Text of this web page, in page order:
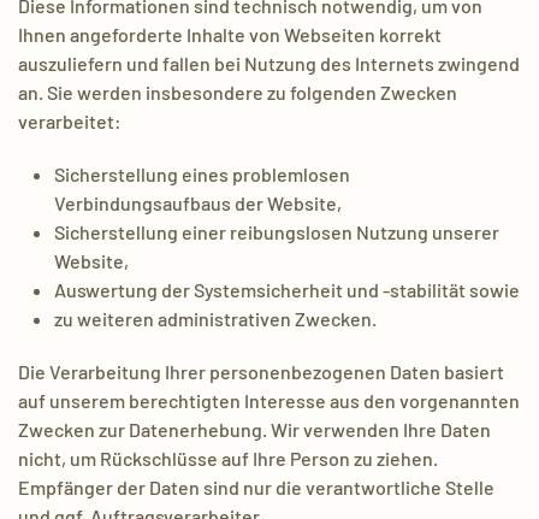
Diese Informationen sind technisch notwendig, um von
Ihnen angeforderte Inhalte von Webseiten korrekt
auszuliefern und fallen bei Nutzung des Internets zwingend
an. Sie werden insbesondere zu folgenden Zwecken
verarbeitet:
Sicherstellung eines problemlosen
Verbindungsaufbaus der Website,
Sicherstellung einer reibungslosen Nutzung unserer
Website,
Auswertung der Systemsicherheit und -stabilität sowie
zu weiteren administrativen Zwecken.
Die Verarbeitung Ihrer personenbezogenen Daten basiert
auf unserem berechtigten Interesse aus den vorgenannten
Zwecken zur Datenerhebung. Wir verwenden Ihre Daten
nicht, um Rückschlüsse auf Ihre Person zu ziehen.
Empfänger der Daten sind nur die verantwortliche Stelle